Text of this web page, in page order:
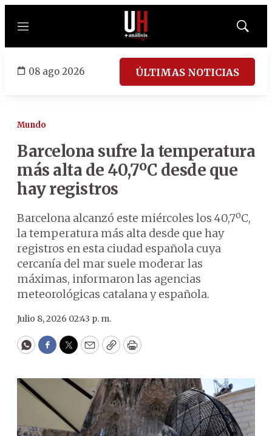
Menú
Mostrar
08 ago 2026 ÚLTIMAS NOTICIAS
Mundo
Barcelona sufre la temperatura
más alta de 40,7ºC desde que
hay registros
Barcelona alcanzó este miércoles los 40,7ºC,
la temperatura más alta desde que hay
registros en esta ciudad española cuya
cercanía del mar suele moderar las
máximas, informaron las agencias
meteorológicas catalana y española.
Julio 8, 2026 02:43 p. m.
WhatsApp
Facebook
Twitter
EmailCopyPrint